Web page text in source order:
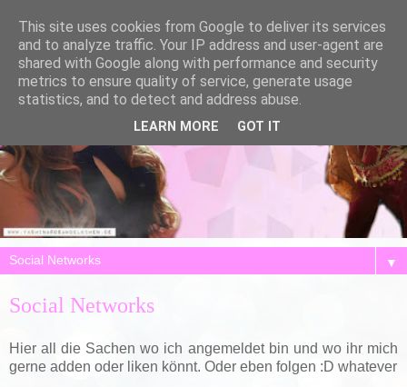
▼
Social Networks
Hier all die Sachen wo ich angemeldet bin und wo ihr mich
gerne adden oder liken könnt. Oder eben folgen :D whatever
This site uses cookies from Google to deliver its services
and to analyze traffic. Your IP address and user-agent are
shared with Google along with performance and security
metrics to ensure quality of service, generate usage
statistics, and to detect and address abuse.
LEARN MORE GOT IT